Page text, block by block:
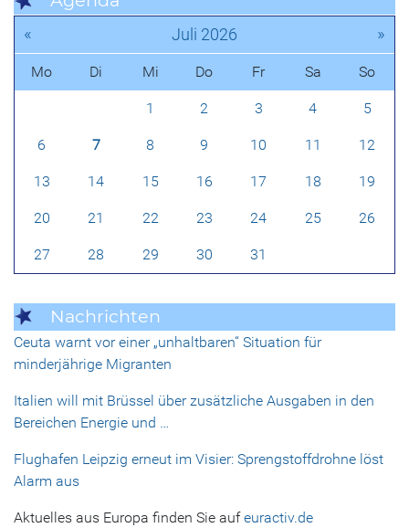
« Juli 2026 »
Mo Di Mi Do Fr Sa So
1 2 3 4 5
6 7 8 9 10 11 12
13 14 15 16 17 18 19
20 21 22 23 24 25 26
27 28 29 30 31
Nachrichten
Ceuta warnt vor einer „unhaltbaren“ Situation für
minderjährige Migranten
Italien will mit Brüssel über zusätzliche Ausgaben in den
Bereichen Energie und …
Flughafen Leipzig erneut im Visier: Sprengstoffdrohne löst
Alarm aus
Aktuelles aus Europa finden Sie aufeuractiv.de